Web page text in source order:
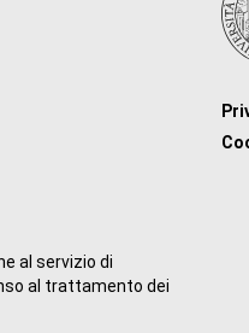
al servizio di
al trattamento dei